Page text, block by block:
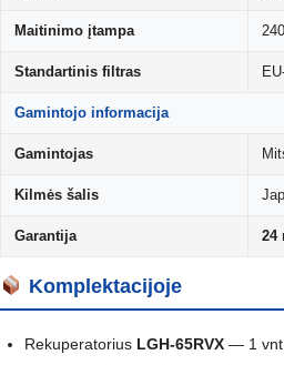
Maitinimo įtampa
Standartinis filtras
Gamintojo informacija
Gamintojas
Kilmės šalis
Garantija 24
Komplektacijoje
Rekuperatorius LGH-65RVX — 1 vnt.